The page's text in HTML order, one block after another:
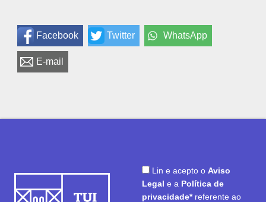
Facebook Twitter WhatsApp
E-mail
Lin e acepto o Aviso
Legal e a Política de
privacidade* referente ao